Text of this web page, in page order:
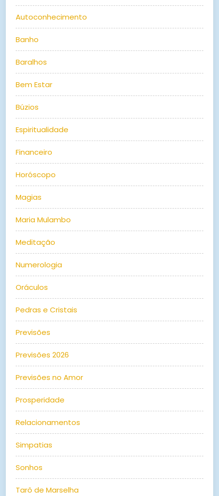
Autoconhecimento
Banho
Baralhos
Bem Estar
Búzios
Espiritualidade
Financeiro
Horóscopo
Magias
Maria Mulambo
Meditação
Numerologia
Oráculos
Pedras e Cristais
Previsões
Previsões 2026
Previsões no Amor
Prosperidade
Relacionamentos
Simpatias
Sonhos
Tarô de Marselha